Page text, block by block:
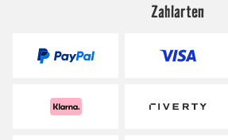
Zahlarten